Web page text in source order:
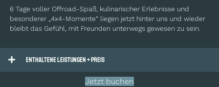
6 Tage voller Offroad-Spaß, kulinarischer Erlebnisse und
besonderer „4x4-Momente“ liegen jetzt hinter uns und wieder
bleibt das Gefühl, mit Freunden unterwegs gewesen zu sein.
Enthaltene Leistungen + Preis
Jetzt buchen